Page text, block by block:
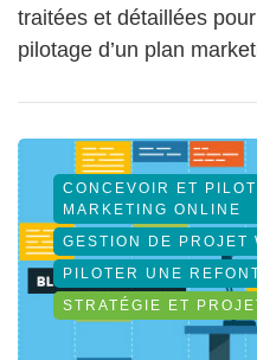
traitées et détaillées
pilotage d’un plan
CONCEVOIR ET
MARKETING ONLINE
GESTION DE PROJET
PILOTER UNE
STRATÉGIE ET